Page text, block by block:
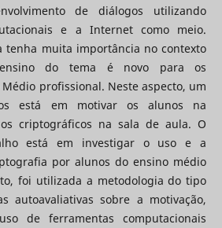
de diálogos utilizando
e a Internet como meio.
tenha muita importância no contexto
ensino do tema é novo para os
profissional. Neste aspecto, um
está em motivar os alunos na
criptográficos na sala de aula. O
está em investigar o uso e a
por alunos do ensino médio
foi utilizada a metodologia do tipo
autoavaliativas sobre a motivação,
de ferramentas computacionais